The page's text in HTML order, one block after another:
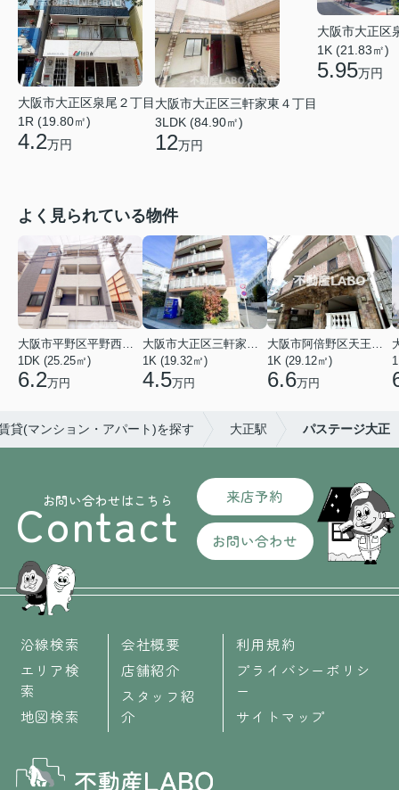
大阪市大正区泉尾２丁目
1R (19.80㎡)
4.2万円
大阪市大正区三軒家東４丁目
3LDK (84.90㎡)
12万円
大阪市大正区
1K (21.83㎡)
5.95万円
よく見られている物件
大阪市平野区平野西３丁目
1DK (25.25㎡)
6.2万円
大阪市大正区三軒家東４丁目
1K (19.32㎡)
4.5万円
大阪市阿倍野区天王寺町南２丁目
1K (29.12㎡)
6.6万円
貸(マンション・アパート)を探す 大正駅 パステージ大正
お問い合わせはこちら
Contact 来店予約
お問い合わせ
沿線検索
エリア検
索
地図検索
会社概要
店舗紹介
スタッフ紹
介
利用規約
プライバシーポリシ
ー
サイトマップ